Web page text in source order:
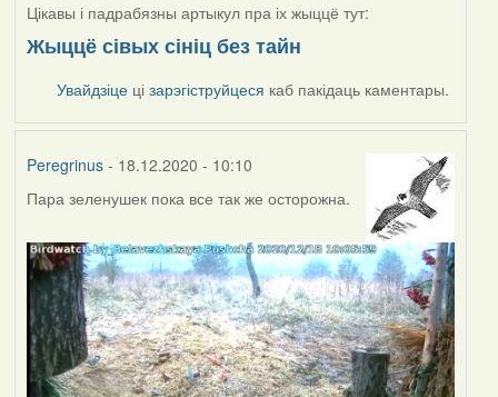
Цікавы і падрабязны артыкул пра іх жыццё тут:
Жыццё сівых сініц без тайн
Увайдзіце цізарэгіструйцеся каб пакідаць каментары.
Peregrinus- 18.12.2020 - 10:10
Пара зеленушек пока все так же осторожна.